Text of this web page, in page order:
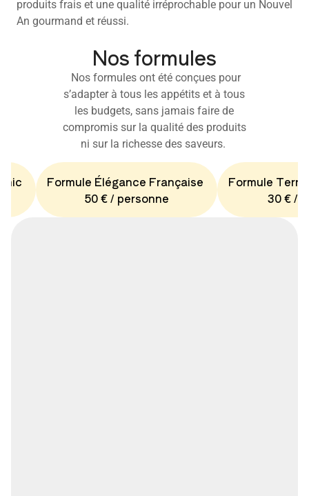
produits frais et une qualité irréprochable pour un Nouvel
An gourmand et réussi.
Nos formules
Nos formules ont été conçues pour
s’adapter à tous les appétits et à tous
les budgets, sans jamais faire de
compromis sur la qualité des produits
ni sur la richesse des saveurs.
Formule Élégance Française
50 € / personne
Formule
30 € /